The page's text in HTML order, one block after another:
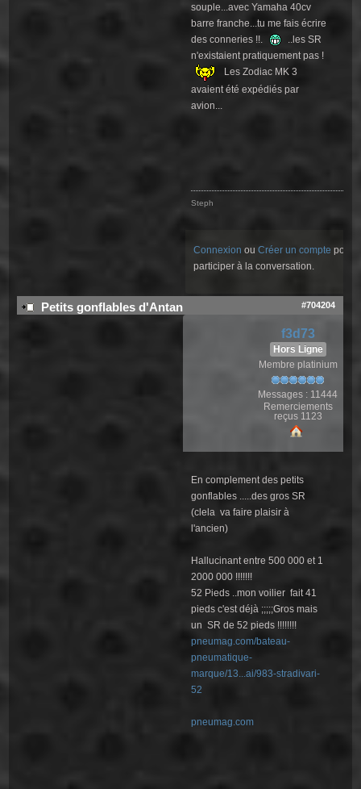
souple...avec Yamaha 40cv
barre franche...tu me fais écrire
des conneries !!.
..les SR
n'existaient pratiquement pas !
Les Zodiac MK 3
avaient été expédiés par
avion...
Steph
Connexion ouCréer un compte pour
participer à la conversation.
Petits gonflables d'Antan #704204
f3d73
Hors Ligne
Membre platinium
Messages : 11444
Remerciements
reçus 1123
En complement des petits
gonflables .....des gros SR
(clela va faire plaisir à
l'ancien)
Hallucinant entre 500 000 et 1
2000 000 !!!!!!!
52 Pieds ..mon voilier fait 41
pieds c'est déjà ;;;;;Gros mais
un SR de 52 pieds !!!!!!!!
pneumag.com/bateau-
pneumatique-
marque/13...ai/983-stradivari-
52
pneumag.com